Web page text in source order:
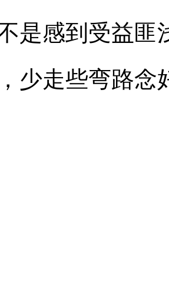
是感到受益匪
少走些弯路念